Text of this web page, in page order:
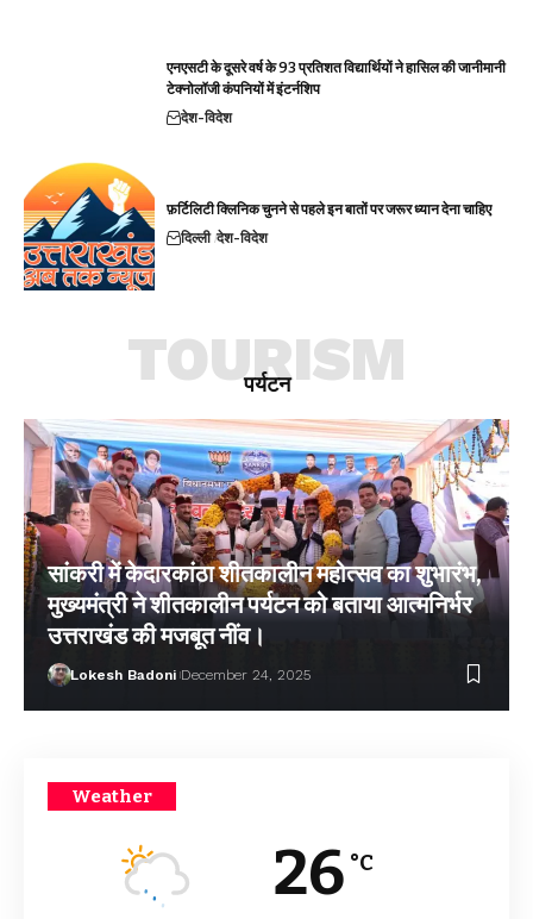
एनएसटी के दूसरे वर्ष के 93 प्रतिशत विद्यार्थियों ने हासिल की जानीमानी
टेक्नोलॉजी कंपनियों में इंटर्नशिप
देश-विदेश
फ़र्टिलिटी क्लिनिक चुनने से पहले इन बातों पर जरूर ध्यान देना चाहिए
दिल्ली देश-विदेश
पर्यटन
TOURISM
सांकरी में केदारकांठा शीतकालीन महोत्सव का शुभारंभ,
मुख्यमंत्री ने शीतकालीन पर्यटन को बताया आत्मनिर्भर
उत्तराखंड की मजबूत नींव।
Lokesh Badoni December 24, 2025
Weather
26 °C